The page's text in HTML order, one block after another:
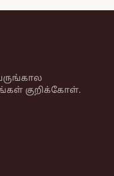
குறிக்கோள்.